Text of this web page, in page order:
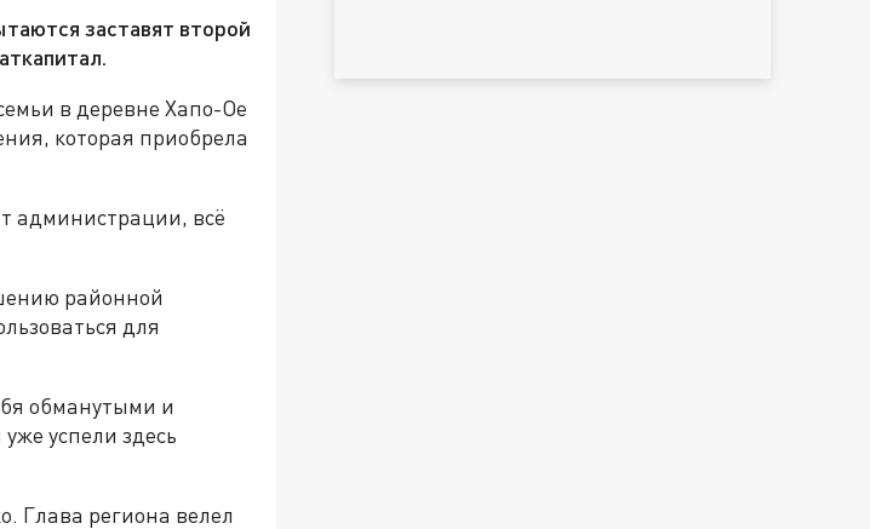
заставят второй
в деревне Хапо-Ое
которая приобрела
администрации, всё
районной
для
обманутыми и
успели здесь
Глава региона велел